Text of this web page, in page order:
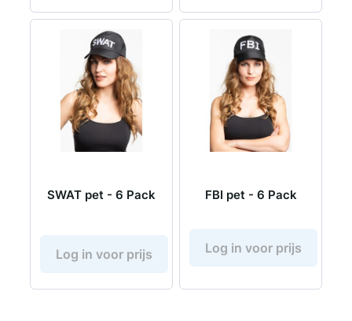
SWAT pet - 6 Pack
Log in voor prijs
FBI pet - 6 Pack
Log in voor prijs